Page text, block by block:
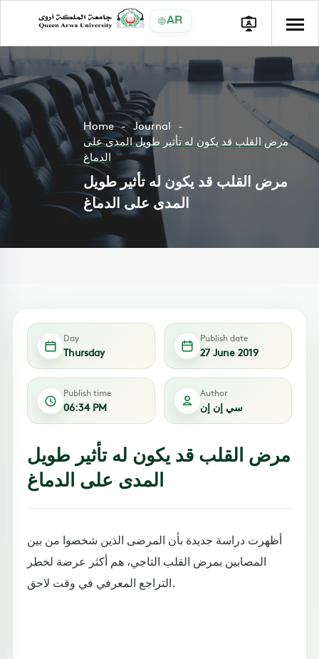
AR
Home
Journal
مرض القلب قد يكون له تأثير طويل المدى على
الدماغ
مرض القلب قد يكون له تأثير طويل
المدى على الدماغ
Day
Thursday
Publish date
27 June 2019
Publish time
06:34 PM
Author
سي إن إن
مرض القلب قد يكون له تأثير طويل
المدى على الدماغ
أظهرت دراسة جديدة بأن المرضى الذين شخصوا من بين
المصابين بمرض القلب التاجي، هم أكثر عرضة لخطر
التراجع المعرفي في وقت لاحق.